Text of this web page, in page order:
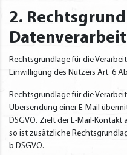
2.
Rechtsgrundlage für die
Einwilligung des Nutzers Art. 6
Rechtsgrundlage für die
Übersendung einer E-Mail
DSGVO. Zielt der E-Mail-Kontakt
so ist zusätzliche
b DSGVO.